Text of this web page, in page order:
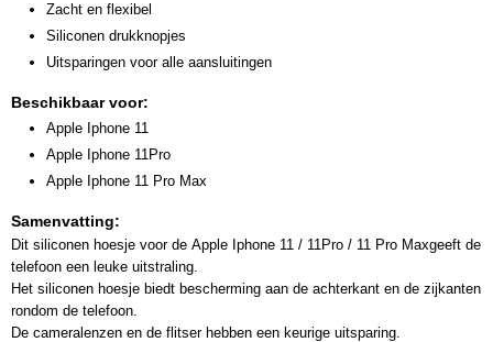
Zacht en flexibel
Siliconen drukknopjes
Uitsparingen voor alle aansluitingen
Beschikbaar voor:
Apple Iphone 11
Apple Iphone 11Pro
Apple Iphone 11 Pro Max
Samenvatting:
Dit siliconen hoesje voor de Apple Iphone 11 / 11Pro / 11 Pro Maxgeeft de
telefoon een leuke uitstraling.
Het siliconen hoesje biedt bescherming aan de achterkant en de zijkanten
rondom de telefoon.
De cameralenzen en de flitser hebben een keurige uitsparing.